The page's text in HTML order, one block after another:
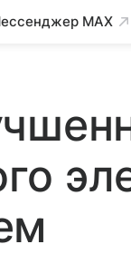
MAX